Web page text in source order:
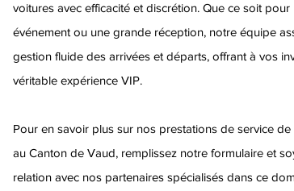
voitures avec efficacité et discrétion. Que ce soit pour
événement ou une grande réception, notre équipe
gestion fluide des arrivées et départs, offrant à vos
véritable expérience VIP.
Pour en savoir plus sur nos prestations de service de
au Canton de Vaud, remplissez notre formulaire et
relation avec nos partenaires spécialisés dans ce